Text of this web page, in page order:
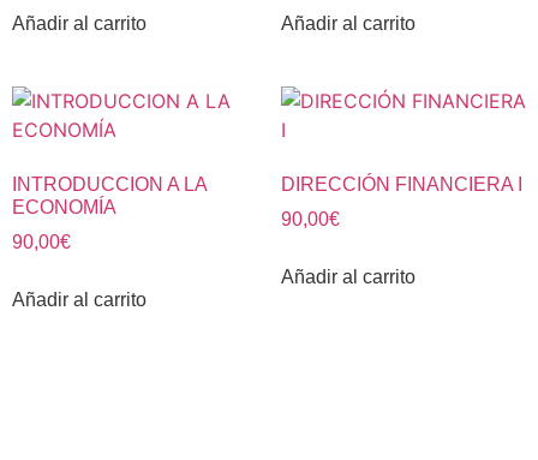
Añadir al carrito Añadir al carrito
INTRODUCCION A LA
ECONOMÍA
90,00€
Añadir al carrito
DIRECCIÓN FINANCIERA I
90,00€
Añadir al carrito